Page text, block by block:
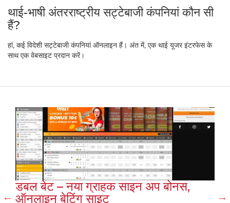
थाई-भाषी अंतरराष्ट्रीय सट्टेबाजी कंपनियां कौन सी
हैं?
हां, कई विदेशी सट्टेबाजी कंपनियां ऑनलाइन हैं। अंत में, एक थाई यूजर इंटरफेस के
साथ एक वेबसाइट प्रदान करें।
डबल बेट – नया ग्राहक साइन अप बोनस,
ऑनलाइन बेटिंग साइट